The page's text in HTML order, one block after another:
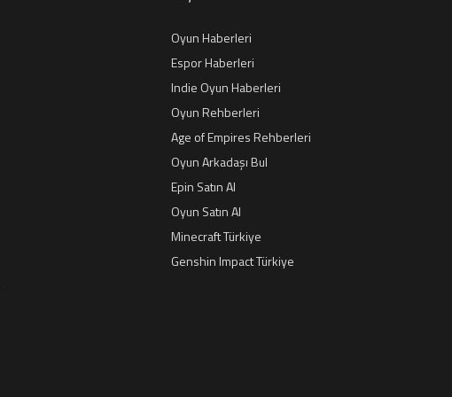
Oyun Haberleri
Espor Haberleri
Indie Oyun Haberleri
Oyun Rehberleri
Age of Empires Rehberleri
Oyun Arkadaşı Bul
Epin Satın Al
Oyun Satın Al
Minecraft Türkiye
Genshin Impact Türkiye